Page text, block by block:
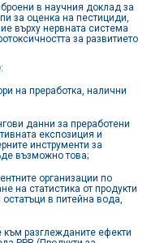
в научния доклад за
за оценка на пестициди,
върху нервната система
за развитието
:
на преработка, налични
данни за преработени
експозиция и
инструменти за
възможно това;
организации по
на статистика от продукти
в питейна вода,
към разглежданите ефекти